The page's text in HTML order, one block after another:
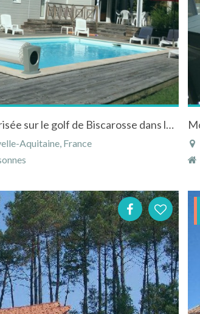
Villa avec piscine chauffée et sécurisée sur le golf de Biscarosse dans les Landes en Aquitaine
Aquitaine, France